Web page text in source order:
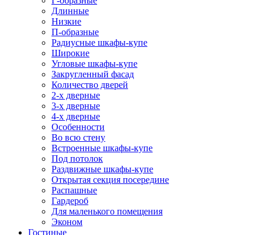
Длинные
Низкие
П-образные
Радиусные шкафы-купе
Широкие
Угловые шкафы-купе
Закругленный фасад
Количество дверей
2-х дверные
3-х дверные
4-х дверные
Особенности
Во всю стену
Встроенные шкафы-купе
Под потолок
Раздвижные шкафы-купе
Открытая секция посередине
Распашные
Гардероб
Для маленького помещения
Эконом
Гостиные